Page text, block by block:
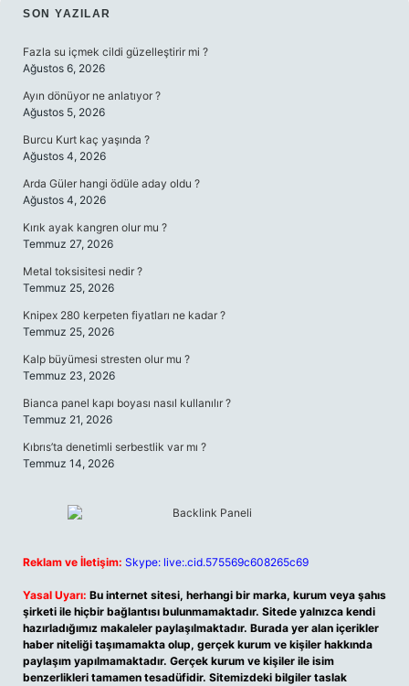
SIDEBAR
SON YAZILAR
Fazla su içmek cildi güzelleştirir mi ?
Ağustos 6, 2026
Ayın dönüyor ne anlatıyor ?
Ağustos 5, 2026
Burcu Kurt kaç yaşında ?
Ağustos 4, 2026
Arda Güler hangi ödüle aday oldu ?
Ağustos 4, 2026
Kırık ayak kangren olur mu ?
Temmuz 27, 2026
Metal toksisitesi nedir ?
Temmuz 25, 2026
Knipex 280 kerpeten fiyatları ne kadar ?
Temmuz 25, 2026
Kalp büyümesi stresten olur mu ?
Temmuz 23, 2026
Bianca panel kapı boyası nasıl kullanılır ?
Temmuz 21, 2026
Kıbrıs’ta denetimli serbestlik var mı ?
Temmuz 14, 2026
Reklam ve İletişim: Skype: live:.cid.575569c608265c69
Yasal Uyarı: Bu internet sitesi, herhangi bir marka, kurum veya şahıs
şirketi ile hiçbir bağlantısı bulunmamaktadır. Sitede yalnızca kendi
hazırladığımız makaleler paylaşılmaktadır. Burada yer alan içerikler
haber niteliği taşımamakta olup, gerçek kurum ve kişiler hakkında
paylaşım yapılmamaktadır. Gerçek kurum ve kişiler ile isim
benzerlikleri tamamen tesadüfidir. Sitemizdeki bilgiler taslak